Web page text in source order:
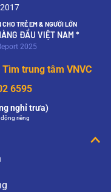
TRẺ EM & NGƯỜI LỚN
ĐẦU VIỆT NAM *
2025
Tìm trung tâm VNVC
6595
nghỉ trưa)
riêng